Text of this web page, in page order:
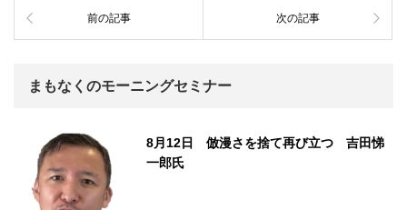
前の記事 次の記事
まもなくのモーニングセミナー
8月12日 倣漫さを捨て再び立つ 吉田悌
一郎氏